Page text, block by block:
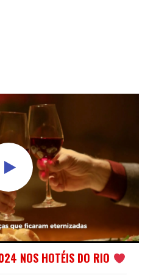
NOS HOTÉIS DO RIO